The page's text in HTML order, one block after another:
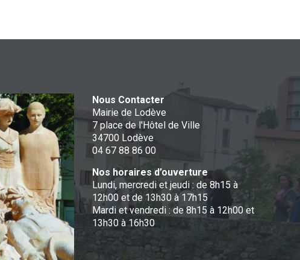
Nous Contacter
Mairie de Lodève
7 place de l'Hôtel de Ville
34700 Lodève
04 67 88 86 00
Nos horaires d’ouverture
Lundi, mercredi et jeudi : de 8h15 à
12h00 et de 13h30 à 17h15
Mardi et vendredi : de 8h15 à 12h00 et
13h30 à 16h30